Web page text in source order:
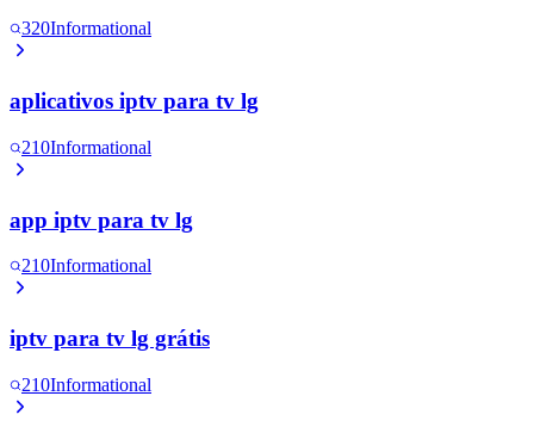
320Informational
aplicativos iptv para tv lg
210Informational
app iptv para tv lg
210Informational
iptv para tv lg grátis
210Informational